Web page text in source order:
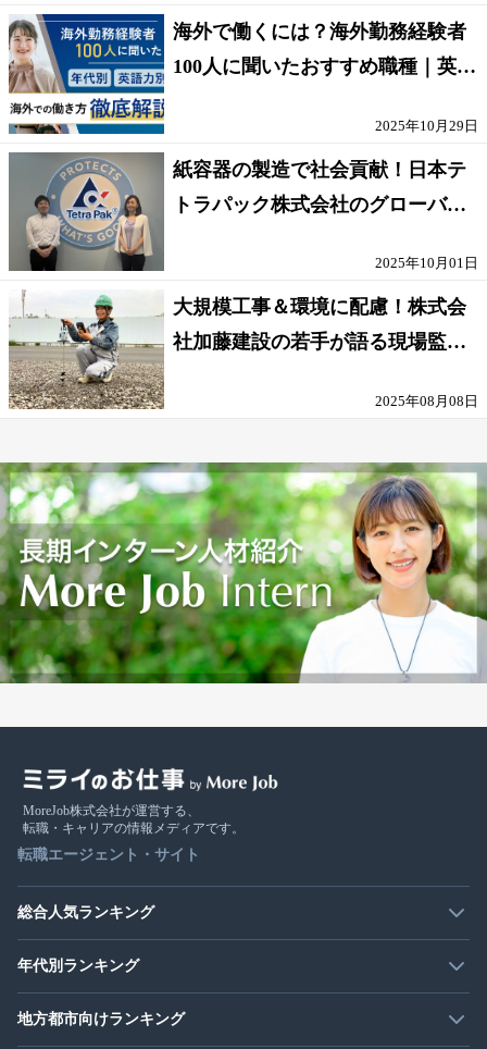
海外で働くには？海外勤務経験者
100人に聞いたおすすめ職種｜英語
2025年10月29日
紙容器の製造で社会貢献！日本テ
トラパック株式会社のグローバル
2025年10月01日
大規模工事＆環境に配慮！株式会
社加藤建設の若手が語る現場監督
2025年08月08日
MoreJob株式会社が運営する、
転職・キャリアの情報メディアです。
転職エージェント・サイト
総合人気ランキング
年代別ランキング
地方都市向けランキング